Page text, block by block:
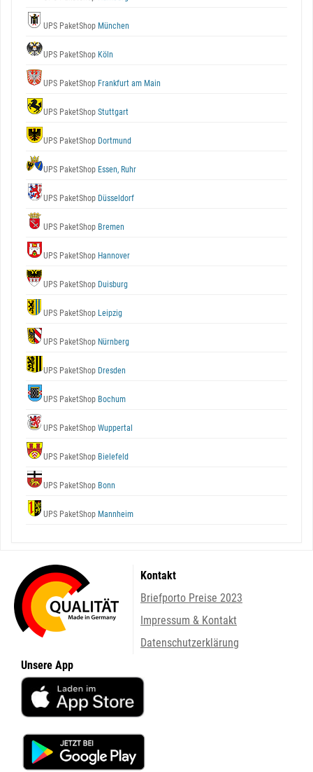
UPS PaketShop München
UPS PaketShop Köln
UPS PaketShop Frankfurt am Main
UPS PaketShop Stuttgart
UPS PaketShop Dortmund
UPS PaketShop Essen, Ruhr
UPS PaketShop Düsseldorf
UPS PaketShop Bremen
UPS PaketShop Hannover
UPS PaketShop Duisburg
UPS PaketShop Leipzig
UPS PaketShop Nürnberg
UPS PaketShop Dresden
UPS PaketShop Bochum
UPS PaketShop Wuppertal
UPS PaketShop Bielefeld
UPS PaketShop Bonn
UPS PaketShop Mannheim
Kontakt
Briefporto Preise 2023
Impressum & Kontakt
Datenschutzerklärung
Unsere App